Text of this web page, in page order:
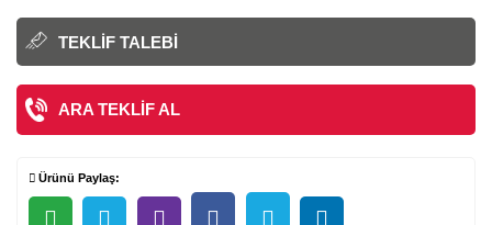
TEKLIF TALEBI
ARA TEKLIF AL
Ürünü Paylaş: